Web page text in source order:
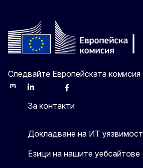
Следвайте Европейската комисия
MastodonLinkedInBlueskyFacebook
За контакти
Докладване на ИТ уязвимост
Езици на нашите уебсайтове